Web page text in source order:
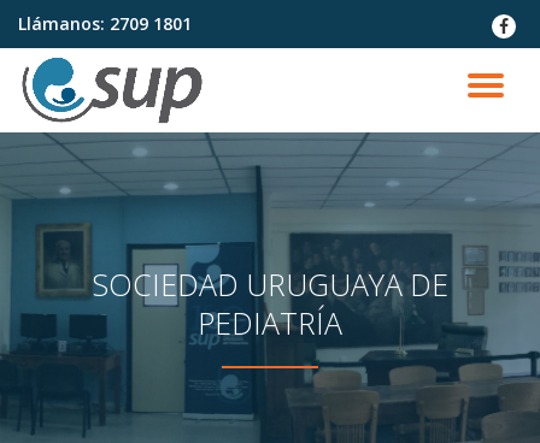
Saltar
contenido
Llámanos: 2709 1801
fa-
SOCIEDAD URUGUAYA DE
PEDIATRÍA